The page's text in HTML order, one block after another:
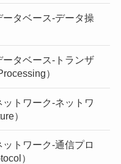
タベース-データ操
タベース-トランザ
）
トワーク-ネットワ
）
トワーク-通信プロ
）